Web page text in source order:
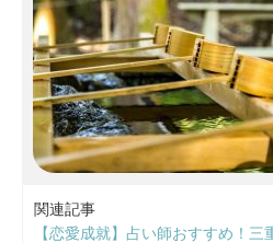
関連記事
【恋愛成就】占い師おすすめ！三